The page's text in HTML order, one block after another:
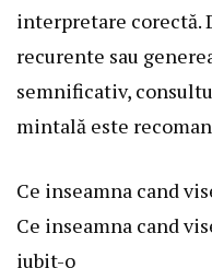
interpretare corectă.
recurente sau
semnificativ,
mintală este
Ce inseamna cand
Ce inseamna cand
iubit-o